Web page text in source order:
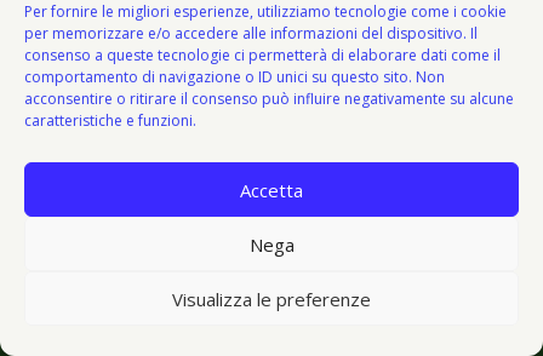
Per fornire le migliori esperienze, utilizziamo tecnologie come i cookie
per memorizzare e/o accedere alle informazioni del dispositivo. Il
consenso a queste tecnologie ci permetterà di elaborare dati come il
comportamento di navigazione o ID unici su questo sito. Non
acconsentire o ritirare il consenso può influire negativamente su alcune
caratteristiche e funzioni.
Accetta
Nega
Visualizza le preferenze
Bacheca del donatore
Kadence WP